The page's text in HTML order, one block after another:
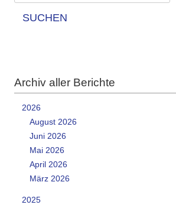
SUCHEN
Archiv aller Berichte
2026
August 2026
Juni 2026
Mai 2026
April 2026
März 2026
2025